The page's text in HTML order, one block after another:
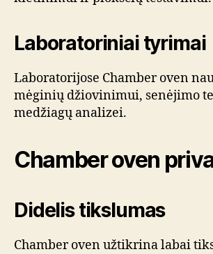
Laboratoriniai tyrimai
Laboratorijose Chamber oven
mėginių džiovinimui, senėjimo
medžiagų analizei.
Chamber oven
Didelis tikslumas
Chamber oven užtikrina labai